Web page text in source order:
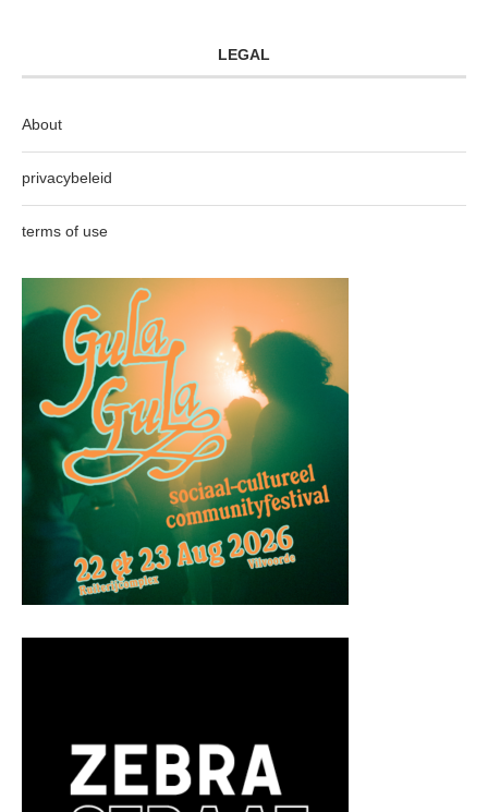
LEGAL
About
privacybeleid
terms of use